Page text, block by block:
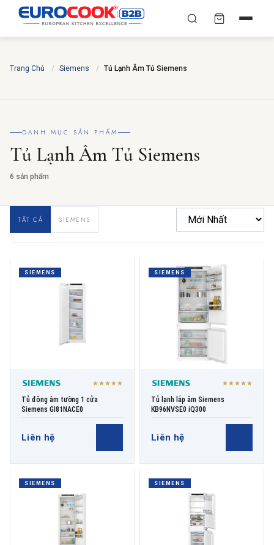
NHẤT
SỐ ĐIỆN THOẠI
EMAIL
→ GỬI YÊU CẦU BÁO GIÁ
Trang Chủ / Siemens / Tủ Lạnh Âm Tủ Siemens
DANH MỤC SẢN PHẨM
Tủ Lạnh Âm Tủ Siemens
6 sản phẩm
TẤT CẢ SIEMENS
SIEMENS
★★★★★
Tủ đông âm tường 1 cửa
Siemens GI81NACE0
Liên hệ
SIEMENS
★★★★★
Tủ lạnh lắp âm Siemens
KB96NVSE0 iQ300
Liên hệ
SIEMENS SIEMENS